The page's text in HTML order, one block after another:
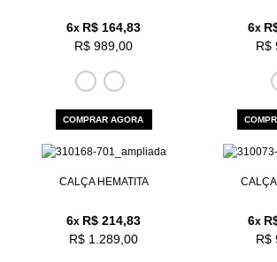
6x R$ 164,83
R$ 989,00
COMPRAR AGORA
6x
R$
CALÇA HEMATITA
6x R$ 214,83
R$ 1.289,00
6x
R$